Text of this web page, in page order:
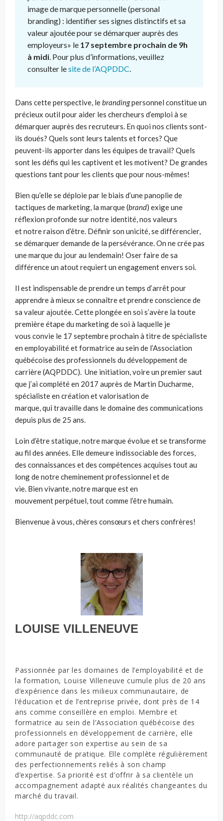
image de marque personnelle (personal
branding) : identifier ses signes distinctifs et sa
valeur ajoutée pour se démarquer auprès des
employeurs» le 17 septembre prochain de 9h
à midi . Pour plus d’informations, veuillez
consulter lesite de l’AQPDDC
Dans cette perspective, lebrandingpersonnel constitue un
précieux outil pour aider les chercheurs d’emploi à se
démarquer auprès des recruteurs. En quoi nos clients sont-
ils doués? Quels sont leurs talents et forces? Que
peuvent-ils apporter dans les équipes de travail? Quels
sont les défis qui les captivent et les motivent? De grandes
questions tant pour les clients que pour nous-mêmes!
Bien qu’elle se déploie par le biais d’une panoplie de
tactiques de marketing, la marque (brand) exige une
réflexion profonde sur notre identité, nos valeurs
et notre raison d’être. Définir son unicité, se différencier,
se démarquer demande de la persévérance. On ne crée pas
une marque du jour au lendemain! Oser faire de sa
différence un atout requiert un engagement envers soi.
Il est indispensable de prendre un temps d’arrêt pour
apprendre à mieux se connaître et prendre conscience de
sa valeur ajoutée. Cette plongée en soi s’avère la toute
première étape du marketing de soi à laquelle je
vous convie le 17 septembre prochain à titre de spécialiste
en employabilité et formatrice au sein de l’Association
québécoise des professionnels du développement de
carrière (AQPDDC). Une initiation, voire un premier saut
que j’ai complété en 2017 auprès de Martin Ducharme,
spécialiste en création et valorisation de
marque, qui travaille dans le domaine des communications
depuis plus de 25 ans.
Loin d’être statique, notre marque évolue et se transforme
au fil des années. Elle demeure indissociable des forces,
des connaissances et des compétences acquises tout au
long de notre cheminement professionnel et de
vie. Bien vivante, notre marque est en
mouvement perpétuel, tout comme l’être humain.
Bienvenue à vous, chères consœurs et chers confrères!
LOUISE VILLENEUVE
Passionnée par les domaines de l’employabilité et de
la formation, Louise Villeneuve cumule plus de 20 ans
d’expérience dans les milieux communautaire, de
l’éducation et de l’entreprise privée, dont près de 14
ans comme conseillère en emploi. Membre et
formatrice au sein de l’Association québécoise des
professionnels en développement de carrière, elle
adore partager son expertise au sein de sa
communauté de pratique. Elle complète régulièrement
des perfectionnements reliés à son champ
d’expertise. Sa priorité est d’offrir à sa clientèle un
accompagnement adapté aux réalités changeantes du
marché du travail.
http://aqpddc.com